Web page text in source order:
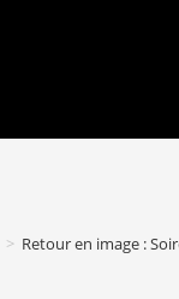
> Retour en image :